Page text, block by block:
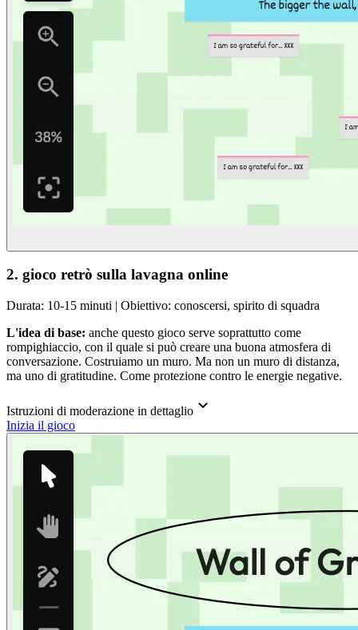
2. gioco retrò sulla lavagna online
Durata: 10-15 minuti | Obiettivo: conoscersi, spirito di squadra
L'idea di base: anche questo gioco serve soprattutto come
rompighiaccio, con il quale si può creare una buona atmosfera di
conversazione. Costruiamo un muro. Ma non un muro di distanza,
ma uno di gratitudine. Come protezione contro le energie negative.
Istruzioni di moderazione in dettaglio
Inizia il gioco